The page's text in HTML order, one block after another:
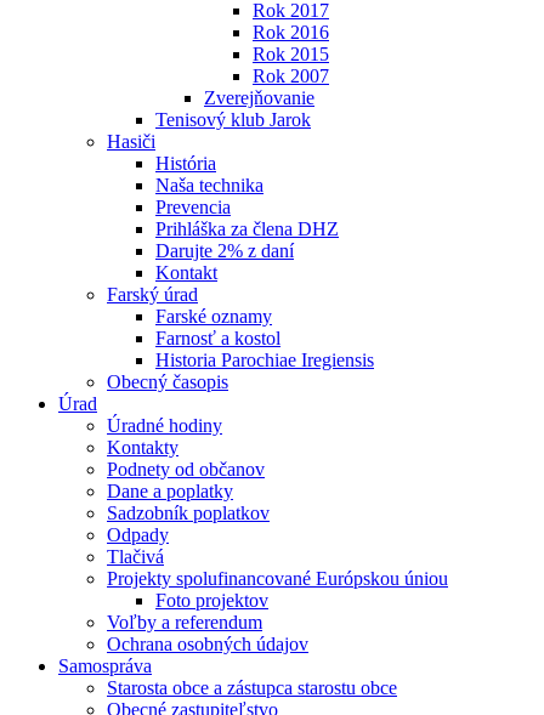
Rok 2017
Rok 2016
Rok 2015
Rok 2007
Zverejňovanie
Tenisový klub Jarok
Hasiči
História
Naša technika
Prevencia
Prihláška za člena DHZ
Darujte 2% z daní
Kontakt
Farský úrad
Farské oznamy
Farnosť a kostol
Historia Parochiae Iregiensis
Obecný časopis
Úrad
Úradné hodiny
Kontakty
Podnety od občanov
Dane a poplatky
Sadzobník poplatkov
Odpady
Tlačivá
Projekty spolufinancované Európskou úniou
Foto projektov
Voľby a referendum
Ochrana osobných údajov
Samospráva
Starosta obce a zástupca starostu obce
Obecné zastupiteľstvo